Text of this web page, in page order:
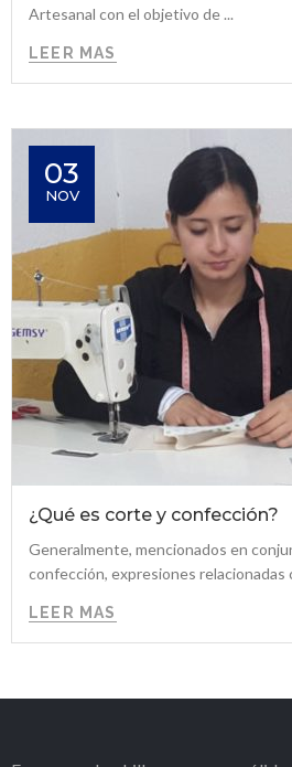
Artesanal con el objetivo de ...
LEER MAS
03
NOV
¿Qué es corte y confección?
Generalmente, mencionados en
confección, expresiones relacionadas
LEER MAS